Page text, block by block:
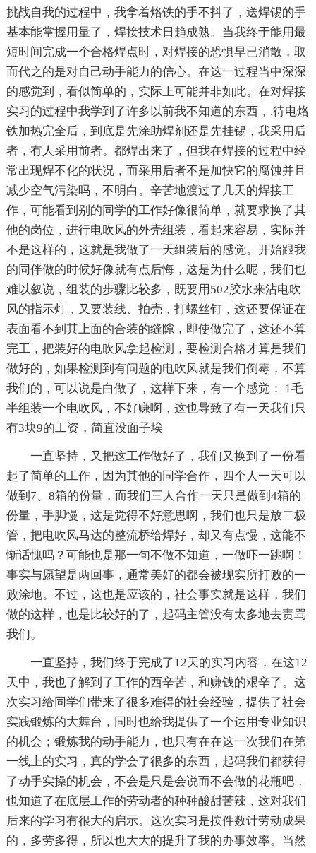
挑战自我的过程中，我拿着烙铁的手不抖了，送焊锡的手
基本能掌握用量了，焊接技术日趋成熟。当我终于能用最
短时间完成一个合格焊点时，对焊接的恐惧早已消散，取
而代之的是对自己动手能力的信心。在这一过程当中深深
的感觉到，看似简单的，实际上可能并非如此。在对焊接
实习的过程中我学到了许多以前我不知道的东西，.待电烙
铁加热完全后，到底是先涂助焊剂还是先挂锡，我采用后
者，有人采用前者。都焊出来了，但我在焊接的过程中经
常出现焊不化的状况，而采用后者不是加快它的腐蚀并且
减少空气污染吗，不明白。辛苦地渡过了几天的焊接工
作，可能看到别的同学的工作好像很简单，就要求换了其
他的岗位，进行电吹风的外壳组装，看起来容易，实际并
不是这样的，这就是我做了一天组装后的感觉。开始跟我
的同伴做的时候好像就有点后悔，这是为什么呢，我们也
难以叙说，组装的步骤比较多，既要用502胶水来沾电吹
风的指示灯，又要装线、拍壳，打螺丝钉，这还要保证在
表面看不到其上面的合装的缝隙，即使做完了，这还不算
完工，把装好的电吹风拿起检测，要检测合格才算是我们
做好的，如果检测到有问题的电吹风就是我们倒霉，不算
我们的，可以说是白做了，这样下来，有一个感觉： 1毛
半组装一个电吹风，不好赚啊，这也导致了有一天我们只
有3块9的工资，简直没面子埃
一直坚持，又把这工作做好了，我们又换到了一份看
起了简单的工作，因为其他的同学合作，四个人一天可以
做到7、8箱的份量，而我们三人合作一天只是做到4箱的
份量，手脚慢，这是觉得不好意思啊，我们也只是放二极
管，把电吹风马达的整流桥给焊好，却又有点慢，这能不
惭话愧吗？可能也是那一句不做不知道，一做吓一跳啊！
事实与愿望是两回事，通常美好的都会被现实所打败的一
败涂地。不过，这也是应该的，社会事实就是这样，我们
做的这样，也是比较好的了，起码主管没有太多地去责骂
我们。
一直坚持，我们终于完成了12天的实习内容，在这12
天中，我也了解到了工作的西辛苦，和赚钱的艰辛了。这
次实习给同学们带来了很多难得的社会经验，提供了社会
实践锻炼的大舞台，同时也给我提供了一个运用专业知识
的机会；锻炼我的动手能力，也只有在在这一次我们在第
一线上的实习，真的学会了很多的东西，起码我们都获得
了动手实操的机会，不会是只是会说而不会做的花瓶吧，
也知道了在底层工作的劳动者的种种酸甜苦辣，这对我们
后来的学习有很大的启示。这次实习是按件数计劳动成果
的，多劳多得，所以也大大的提升了我的办事效率。当然